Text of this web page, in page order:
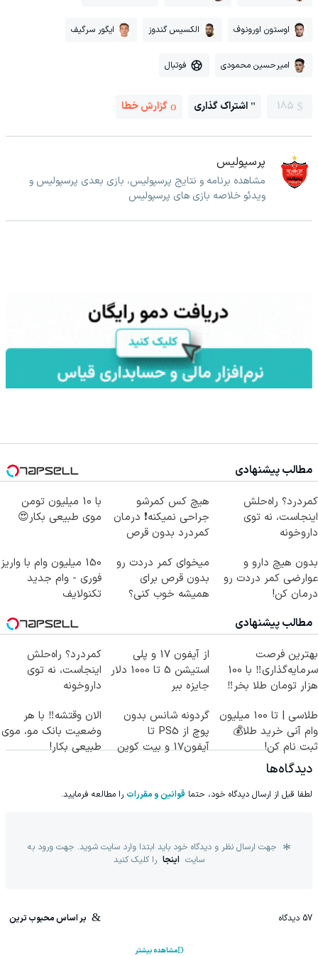
اوستون اورونوف الکسیس گندوز ایگور سرگیف
امیرحسین محمودی فوتبال
185 اشتراک گذاری گزارش خطا
پرسپولیس
مشاهده برنامه و نتایج پرسپولیس، بازی بعدی پرسپولیس و
ویدئو خلاصه بازی های پرسپولیس
مطالب پیشنهادی
کمردرد؟ راه‌حلش
اینجاست، نه توی
داروخونه
هیچ کس کمرشو
جراحی نمیکنه❗ درمان
کمردرد بدون قرص
با 10 میلیون تومن
موی طبیعی بکار😍
بدون هیچ دارو و
عوارضی کمر دردت رو
درمان کن!
میخوای کمر دردت رو
بدون قرص برای
همیشه خوب کنی؟
150 میلیون وام با واریز
فوری - وام جدید
تکنولایف
مطالب پیشنهادی
بهترین فرصت
سرمایه‌گذاری‼️ با 100
هزار تومان طلا بخر‼️
از آیفون 17 و پلی
استیشن 5 تا 1000 دلار
جایزه ببر
کمردرد؟ راه‌حلش
اینجاست، نه توی
داروخونه
طلاسی | تا 100 میلیون
وام آنی خرید طلا💰
ثبت نام کن!
گردونه شانس بدون
پوچ از PS5 تا
آیفون17 و بیت کوین
الان وقتشه‼️ با هر
وضعیت بانک مو، موی
طبیعی بکار!
دیدگاه‌ها
لطفا قبل از ارسال دیدگاه خود، حتما قوانین و مقررات را مطالعه فرمایید.
جهت ارسال نظر و دیدگاه خود باید ابتدا وارد سایت شوید. جهت ورود به
سایت اینجا را کلیک کنید
57 دیدگاه بر اساس محبوب ترین
مشاهده بیشتر